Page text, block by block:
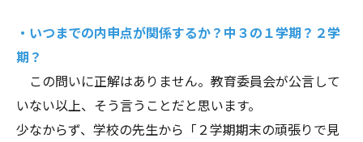
・いつまでの内申点が関係するか？中３の１学期？２学
期？
この問いに正解はありません。教育委員会が公言して
いない以上、そう言うことだと思います。
少なからず、学校の先生から「２学期期末の頑張りで見